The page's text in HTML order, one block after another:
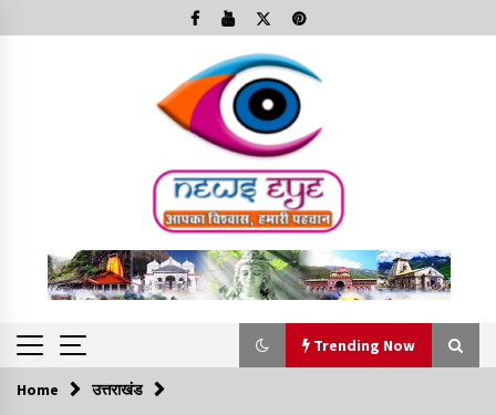
to
Trending Now
Trending Now
Home उत्तराखंड